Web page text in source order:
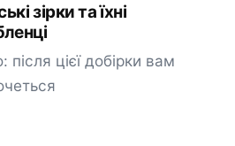
зірки та їхні
цієї добірки вам